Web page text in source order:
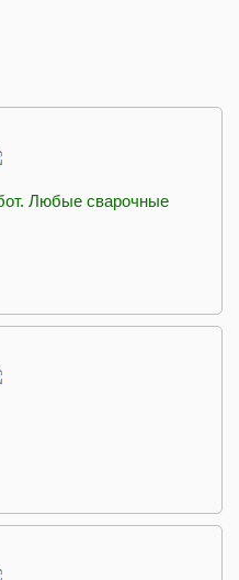
Любые сварочные